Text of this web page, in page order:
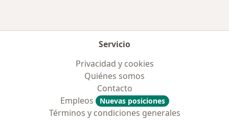
Servicio
Privacidad y cookies
Quiénes somos
Contacto
Empleos
Nuevas posiciones
Términos y condiciones generales